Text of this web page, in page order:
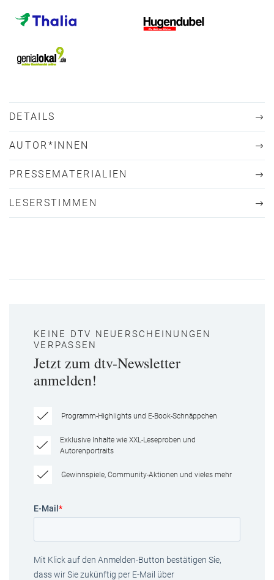
DETAILS
AUTOR*INNEN
PRESSEMATERIALIEN
LESERSTIMMEN
KEINE DTV NEUERSCHEINUNGEN
VERPASSEN
Jetzt zum dtv-Newsletter
anmelden!
Programm-Highlights und E-Book-Schnäppchen
Exklusive Inhalte wie XXL-Leseproben und
Autorenportraits
Gewinnspiele, Community-Aktionen und vieles mehr
E-Mail *
Mit Klick auf den Anmelden-Button bestätigen Sie,
dass wir Sie zukünftig per E-Mail über